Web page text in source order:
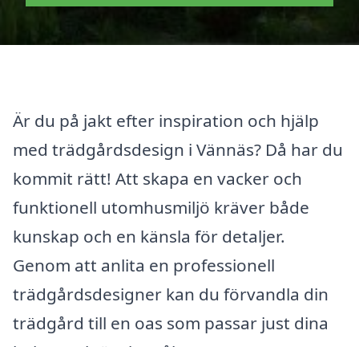
Är du på jakt efter inspiration och hjälp
med trädgårdsdesign i Vännäs? Då har du
kommit rätt! Att skapa en vacker och
funktionell utomhusmiljö kräver både
kunskap och en känsla för detaljer.
Genom att anlita en professionell
trädgårdsdesigner kan du förvandla din
trädgård till en oas som passar just dina